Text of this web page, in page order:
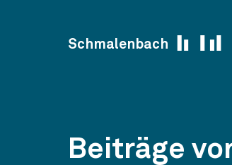
Schmalenbach
Beiträge